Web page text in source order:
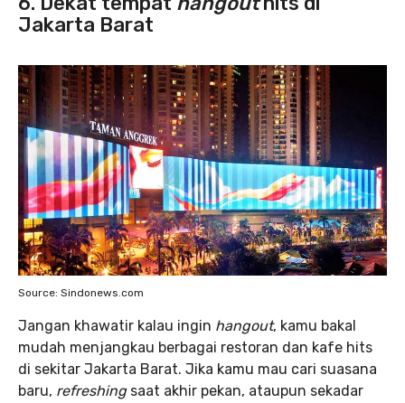
Jakarta Barat
Source: Sindonews.com
Jangan khawatir kalau ingin hangout, kamu bakal
mudah menjangkau berbagai restoran dan kafe hits
di sekitar Jakarta Barat. Jika kamu mau cari suasana
baru, refreshing saat akhir pekan, ataupun sekadar